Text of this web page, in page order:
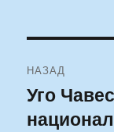
по
записям
НАЗАД
Предыдущая
запись:
Уго